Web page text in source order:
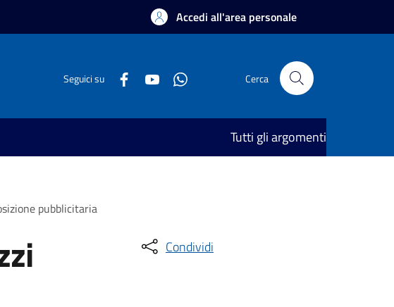
Accedi all'area personale
Seguici su Cerca
Tutti gli argomenti
pubblicitaria
Condividi